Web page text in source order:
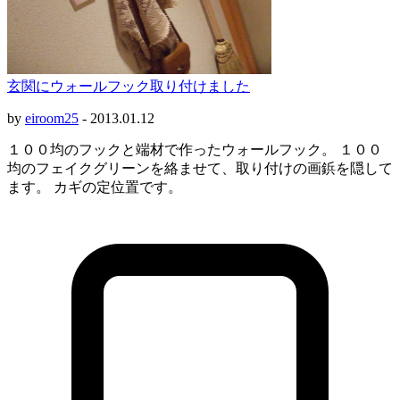
玄関にウォールフック取り付けました
by eiroom25 - 2013.01.12
１００均のフックと端材で作ったウォールフック。 １００
均のフェイクグリーンを絡ませて、取り付けの画鋲を隠して
ます。 カギの定位置です。